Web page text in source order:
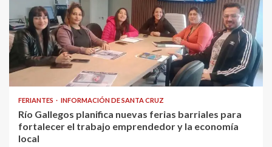
FERIANTES INFORMACIÓN DE SANTA CRUZ
Río Gallegos planifica nuevas ferias barriales para
fortalecer el trabajo emprendedor y la economía
local